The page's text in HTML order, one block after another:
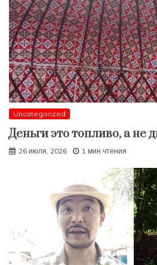
Uncategorized
Деньги это топливо, а не
26 июля, 2026 1 мин чтения